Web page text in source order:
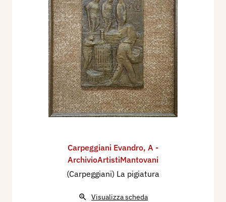
Carpeggiani Evandro, A -
ArchivioArtistiMantovani
(Carpeggiani) La pigiatura
Visualizza scheda